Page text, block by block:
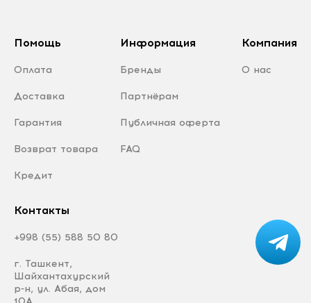
Помощь
Оплата
Доставка
Гарантия
Возврат товара
Кредит
Информация
Бренды
Партнёрам
Публичная оферта
FAQ
Компания
О нас
Контакты
+998 (55) 588 50 80
г. Ташкент,
Шайхантахурский
р-н, ул. Абая, дом